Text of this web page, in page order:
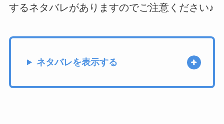
するネタバレがありますのでご注意ください♪
ネタバレを表示する